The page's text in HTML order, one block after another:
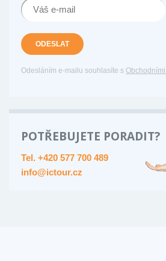
ODESLAT
Odesláním e-mailu souhlasíte s
POTŘEBUJETE PORADIT?
Tel. +420 577 700 489
info@ictour.cz